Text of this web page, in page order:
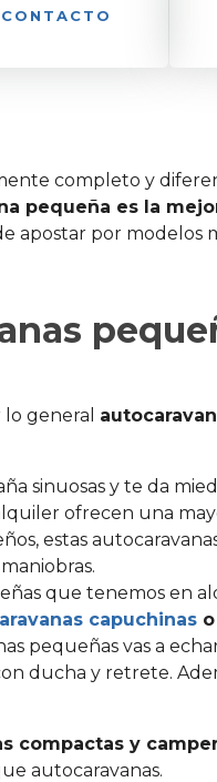
CONTACTO
completo y
pequeña es la
apostar por modelos
general
sinuosas y te da
ofrecen una
estas
que tenemos en
capuchinas
pequeñas vas a
ducha y retrete.
compactas y
autocaravanas.